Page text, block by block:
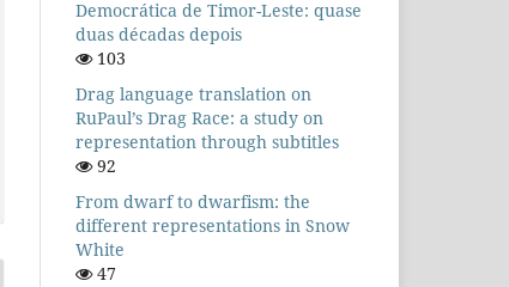
Democrática de Timor-Leste: quase
duas décadas depois
103
Drag language translation on
RuPaul’s Drag Race: a study on
representation through subtitles
92
From dwarf to dwarfism: the
different representations in Snow
White
47